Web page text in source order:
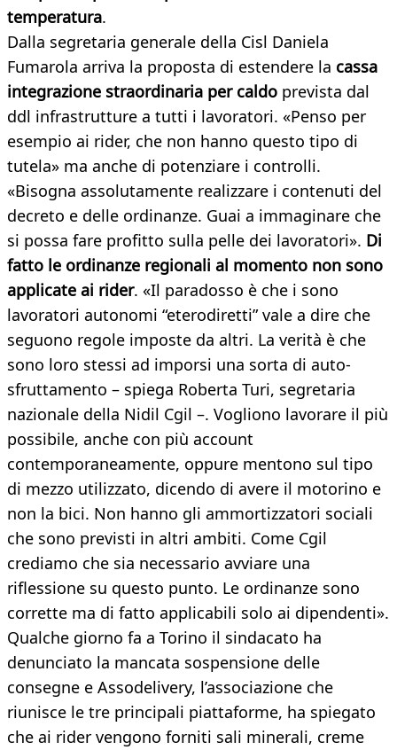
temperatura.
Dalla segretaria generale della Cisl Daniela
Fumarola arriva la proposta di estendere la cassa
integrazione straordinaria per caldo prevista dal
ddl infrastrutture a tutti i lavoratori. «Penso per
esempio ai rider, che non hanno questo tipo di
tutela» ma anche di potenziare i controlli.
«Bisogna assolutamente realizzare i contenuti del
decreto e delle ordinanze. Guai a immaginare che
si possa fare profitto sulla pelle dei lavoratori». Di
fatto le ordinanze regionali al momento non sono
applicate ai rider. «Il paradosso è che i sono
lavoratori autonomi “eterodiretti” vale a dire che
seguono regole imposte da altri. La verità è che
sono loro stessi ad imporsi una sorta di auto-
sfruttamento – spiega Roberta Turi, segretaria
nazionale della Nidil Cgil –. Vogliono lavorare il più
possibile, anche con più account
contemporaneamente, oppure mentono sul tipo
di mezzo utilizzato, dicendo di avere il motorino e
non la bici. Non hanno gli ammortizzatori sociali
che sono previsti in altri ambiti. Come Cgil
crediamo che sia necessario avviare una
riflessione su questo punto. Le ordinanze sono
corrette ma di fatto applicabili solo ai dipendenti».
Qualche giorno fa a Torino il sindacato ha
denunciato la mancata sospensione delle
consegne e Assodelivery, l’associazione che
riunisce le tre principali piattaforme, ha spiegato
che ai rider vengono forniti sali minerali, creme